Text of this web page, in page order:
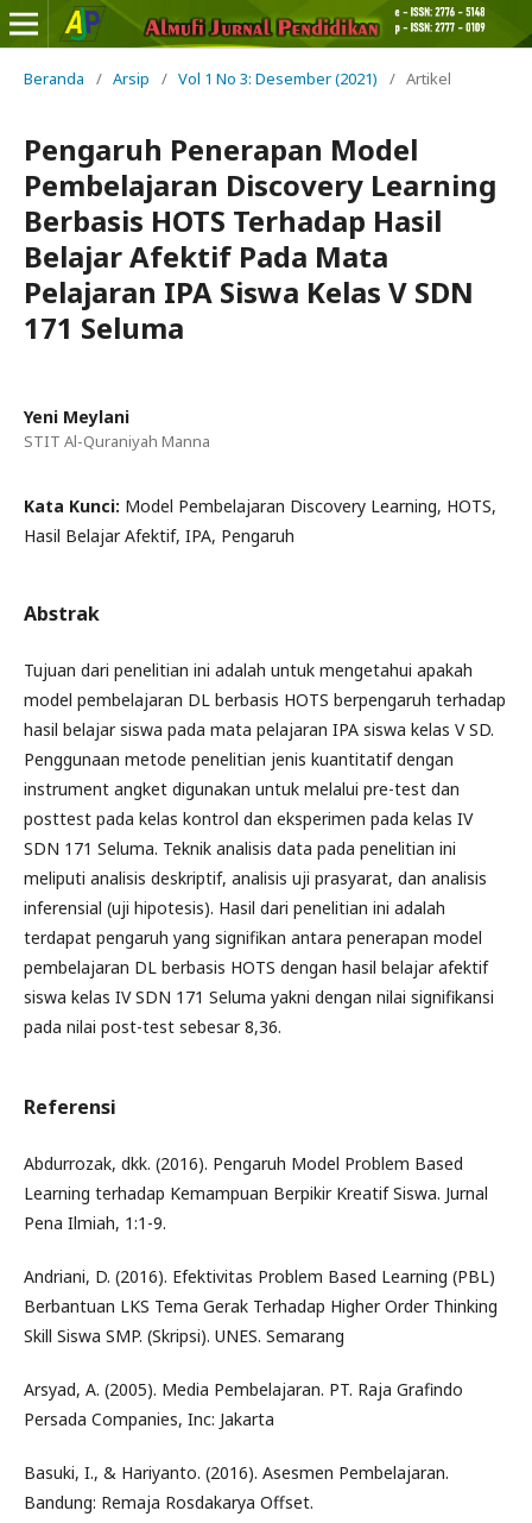
Beranda / Arsip / Vol 1 No 3: Desember (2021) / Artikel
Pengaruh Penerapan Model
Pembelajaran Discovery Learning
Berbasis HOTS Terhadap Hasil
Belajar Afektif Pada Mata
Pelajaran IPA Siswa Kelas V SDN
171 Seluma
Yeni Meylani
STIT Al-Quraniyah Manna
Kata Kunci: Model Pembelajaran Discovery Learning, HOTS,
Hasil Belajar Afektif, IPA, Pengaruh
Abstrak
Tujuan dari penelitian ini adalah untuk mengetahui apakah
model pembelajaran DL berbasis HOTS berpengaruh terhadap
hasil belajar siswa pada mata pelajaran IPA siswa kelas V SD.
Penggunaan metode penelitian jenis kuantitatif dengan
instrument angket digunakan untuk melalui pre-test dan
posttest pada kelas kontrol dan eksperimen pada kelas IV
SDN 171 Seluma. Teknik analisis data pada penelitian ini
meliputi analisis deskriptif, analisis uji prasyarat, dan analisis
inferensial (uji hipotesis). Hasil dari penelitian ini adalah
terdapat pengaruh yang signifikan antara penerapan model
pembelajaran DL berbasis HOTS dengan hasil belajar afektif
siswa kelas IV SDN 171 Seluma yakni dengan nilai signifikansi
pada nilai post-test sebesar 8,36.
Referensi
Abdurrozak, dkk. (2016). Pengaruh Model Problem Based
Learning terhadap Kemampuan Berpikir Kreatif Siswa. Jurnal
Pena Ilmiah, 1:1-9.
Andriani, D. (2016). Efektivitas Problem Based Learning (PBL)
Berbantuan LKS Tema Gerak Terhadap Higher Order Thinking
Skill Siswa SMP. (Skripsi). UNES. Semarang
Arsyad, A. (2005). Media Pembelajaran. PT. Raja Grafindo
Persada Companies, Inc: Jakarta
Basuki, I., & Hariyanto. (2016). Asesmen Pembelajaran.
Bandung: Remaja Rosdakarya Offset.